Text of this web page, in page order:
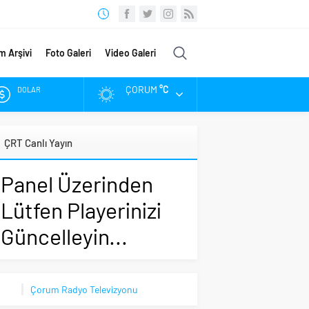
Arşivi Foto Galeri Video Galeri
DOLAR
ALTIN
BIST
ÇORUM °C
ÇRT Canlı Yayın
Panel Üzerinden
Lütfen Playerinizi
Güncelleyin...
Çorum Radyo Televizyonu